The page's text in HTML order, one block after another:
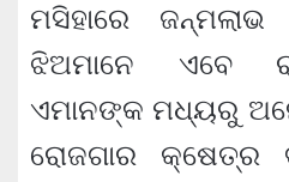
ମସିହାରେ
ଝିଅମାନେ ଏବେ
ଏମାନଙ୍କ ମଧ୍ୟରୁ
ରୋଜଗାର କ୍ଷେତ୍ର